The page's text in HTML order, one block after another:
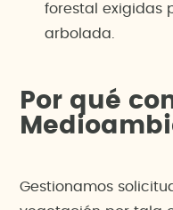
forestal exigidas
arbolada.
Por qué
Gestionamos